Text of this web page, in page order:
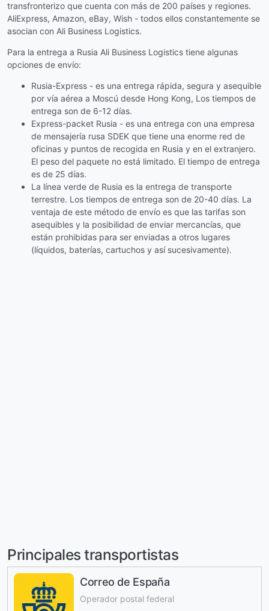
transfronterizo que cuenta con más de 200 países y regiones.
AliExpress, Amazon, eBay, Wish - todos ellos constantemente se
asocian con Ali Business Logistics.
Para la entrega a Rusia Ali Business Logistics tiene algunas
opciones de envío:
Rusia-Express - es una entrega rápida, segura y asequible
por vía aérea a Moscú desde Hong Kong, Los tiempos de
entrega son de 6-12 días.
Express-packet Rusia - es una entrega con una empresa
de mensajería rusa SDEK que tiene una enorme red de
oficinas y puntos de recogida en Rusia y en el extranjero.
El peso del paquete no está limitado. El tiempo de entrega
es de 25 días.
La línea verde de Rusia es la entrega de transporte
terrestre. Los tiempos de entrega son de 20-40 días. La
ventaja de este método de envío es que las tarifas son
asequibles y la posibilidad de enviar mercancías, que
están prohibidas para ser enviadas a otros lugares
(líquidos, baterías, cartuchos y así sucesivamente).
Principales transportistas
Correo de España
Operador postal federal